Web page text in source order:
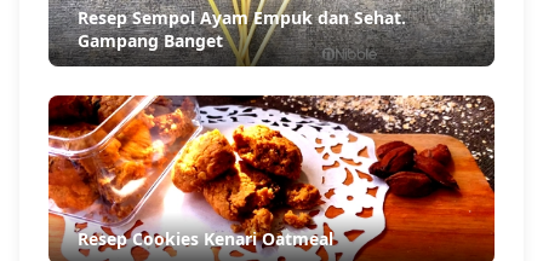
Resep Sempol Ayam Empuk dan Sehat.
Gampang Banget
Resep Cookies Kenari Oatmeal